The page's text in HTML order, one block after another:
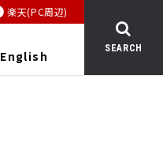
楽天(PC周辺)
English SEARCH